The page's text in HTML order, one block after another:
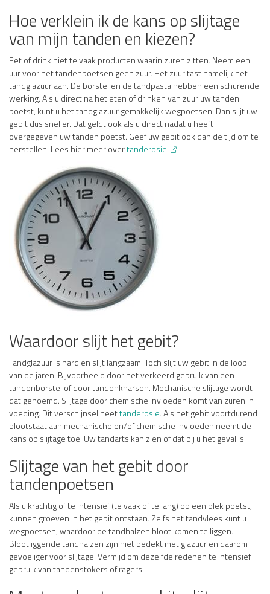
Hoe verklein ik de kans op slijtage
van mijn tanden en kiezen?
Eet of drink niet te vaak producten waarin zuren zitten. Neem een
uur voor het tandenpoetsen geen zuur. Het zuur tast namelijk het
tandglazuur aan. De borstel en de tandpasta hebben een schurende
werking. Als u direct na het eten of drinken van zuur uw tanden
poetst, kunt u het tandglazuur gemakkelijk wegpoetsen. Dan slijt uw
gebit dus sneller. Dat geldt ook als u direct nadat u heeft
overgegeven uw tanden poetst. Geef uw gebit ook dan de tijd om te
herstellen. Lees hier meer overtanderosie.
Waardoor slijt het gebit?
Tandglazuur is hard en slijt langzaam. Toch slijt uw gebit in de loop
van de jaren. Bijvoorbeeld door het verkeerd gebruik van een
tandenborstel of door tandenknarsen. Mechanische slijtage wordt
dat genoemd. Slijtage door chemische invloeden komt van zuren in
voeding. Dit verschijnsel heettanderosie. Als het gebit voortdurend
blootstaat aan mechanische en/of chemische invloeden neemt de
kans op slijtage toe. Uw tandarts kan zien of dat bij u het geval is.
Slijtage van het gebit door
tandenpoetsen
Als u krachtig of te intensief (te vaak of te lang) op een plek poetst,
kunnen groeven in het gebit ontstaan. Zelfs het tandvlees kunt u
wegpoetsen, waardoor de tandhalzen bloot komen te liggen.
Blootliggende tandhalzen zijn niet bedekt met glazuur en daarom
gevoeliger voor slijtage. Vermijd om dezelfde redenen te intensief
gebruik van tandenstokers of ragers.